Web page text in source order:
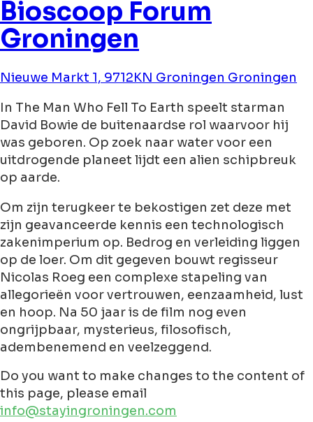
Bioscoop Forum
Groningen
Nieuwe Markt 1, 9712KN Groningen Groningen
In The Man Who Fell To Earth speelt starman
David Bowie de buitenaardse rol waarvoor hij
was geboren. Op zoek naar water voor een
uitdrogende planeet lijdt een alien schipbreuk
op aarde.
Om zijn terugkeer te bekostigen zet deze met
zijn geavanceerde kennis een technologisch
zakenimperium op. Bedrog en verleiding liggen
op de loer. Om dit gegeven bouwt regisseur
Nicolas Roeg een complexe stapeling van
allegorieën voor vertrouwen, eenzaamheid, lust
en hoop. Na 50 jaar is de film nog even
ongrijpbaar, mysterieus, filosofisch,
adembenemend en veelzeggend.
Do you want to make changes to the content of
this page, please email
info@stayingroningen.com